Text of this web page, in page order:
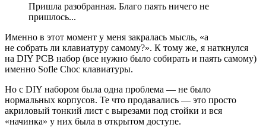
Пришла разобранная. Благо паять ничего не
пришлось...
Именно в этот момент у меня закралась мысль, «а
не собрать ли клавиатуру самому?». К тому же, я наткнулся
на DIY PCB набор (все нужно было собирать и паять самому)
именно Sofle Choc клавиатуры.
Но с DIY набором была одна проблема — не было
нормальных корпусов. Те что продавались — это просто
акриловый тонкий лист с вырезами под стойки и вся
«начинка» у них была в открытом доступе.